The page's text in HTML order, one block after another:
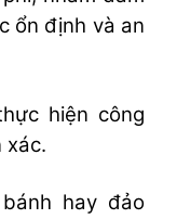
ổn định và an
hiện công
xác.
hay đảo